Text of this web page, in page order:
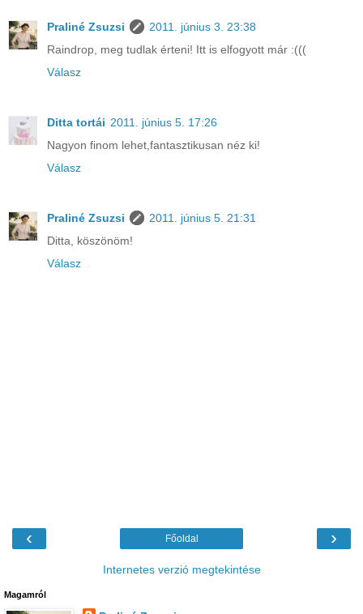
Praliné Zsuzsi
2011. június 3. 23:38
Raindrop, meg tudlak érteni! Itt is elfogyott már :(((
Válasz
Ditta tortái 2011. június 5. 17:26
Nagyon finom lehet,fantasztikusan néz ki!
Válasz
Praliné Zsuzsi
2011. június 5. 21:31
Ditta, köszönöm!
Válasz
‹ ›
Főoldal
Internetes verzió megtekintése
Magamról